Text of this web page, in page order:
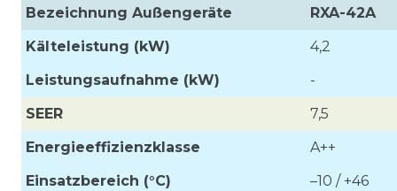
Bezeichnung Außengeräte
RXA-42A
Kälteleistung (kW)
4,2
Leistungsaufnahme (kW)
-
SEER
7,5
Energieeffizienzklasse
A++
Einsatzbereich (°C)
–10 / +46